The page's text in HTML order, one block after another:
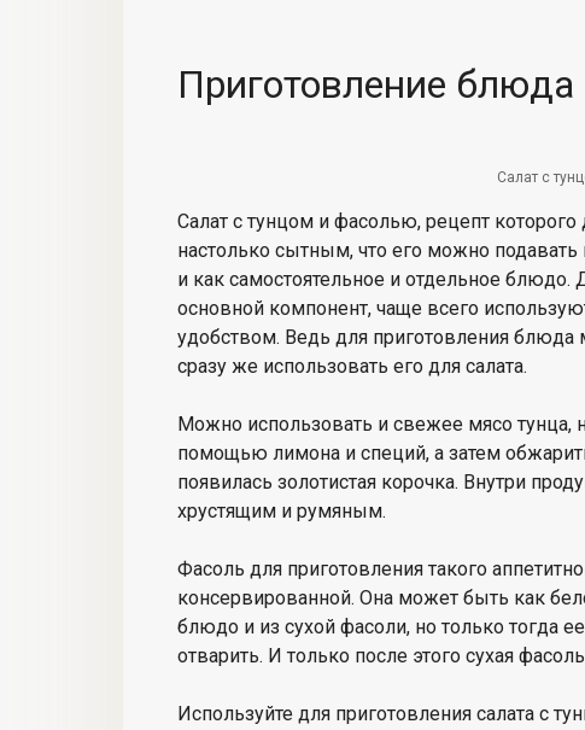
Приготовление блюда
Салат с
Салат с тунцом и фасолью, рецепт которого
настолько сытным, что его можно
и как самостоятельное и отдельное блюдо.
основной компонент, чаще всего
удобством. Ведь для приготовления блюда
сразу же использовать его для салата.
Можно использовать и свежее мясо тунца,
помощью лимона и специй, а затем
появилась золотистая корочка. Внутри
хрустящим и румяным.
Фасоль для приготовления такого
консервированной. Она может быть как
блюдо и из сухой фасоли, но только тогда
отварить. И только после этого сухая
Используйте для приготовления салата с